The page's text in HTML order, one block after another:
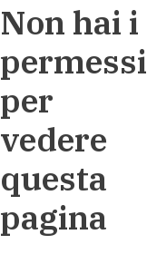
Non hai i
permessi
per
vedere
questa
pagina